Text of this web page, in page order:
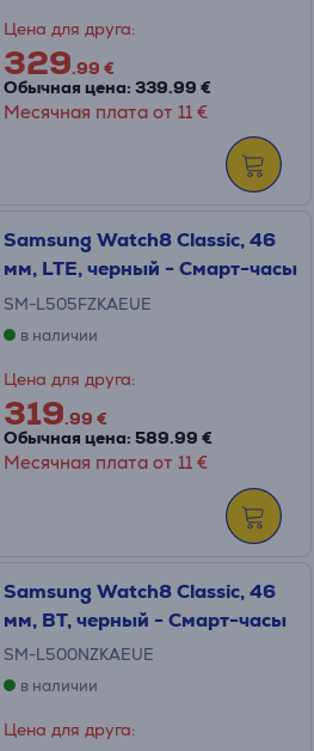
Цена для друга:
329.99 €
Обычная цена: 339.99 €
Месячная плата от 11 €
Samsung Watch8 Classic, 46
мм, LTE, черный - Смарт-часы
SM-L505FZKAEUE
в наличии
Цена для друга:
319.99 €
Обычная цена: 589.99 €
Месячная плата от 11 €
Samsung Watch8 Classic, 46
мм, BT, черный - Смарт-часы
SM-L500NZKAEUE
в наличии
Цена для друга: